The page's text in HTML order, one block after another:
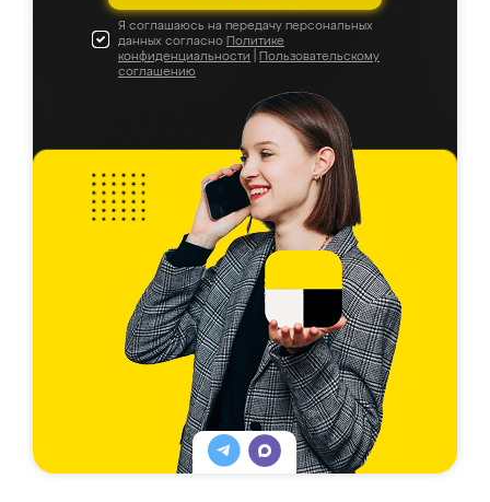
Я соглашаюсь на передачу персональных
данных согласно Политике
конфиденциальности
Пользовательскому
соглашению